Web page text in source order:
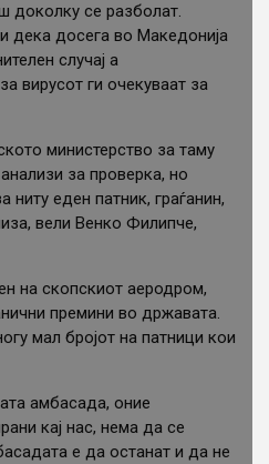
доколку се разболат.
дека досега во Македонија
случај а
вирусот ги очекуваат за
министерство за таму
за проверка, но
ниту еден патник, граѓанин,
вели Венко Филипче,
на скопскиот аеродром,
премини во државата.
мал бројот на патници кои
амбасада, оние
кај нас, нема да се
е да останат и да не